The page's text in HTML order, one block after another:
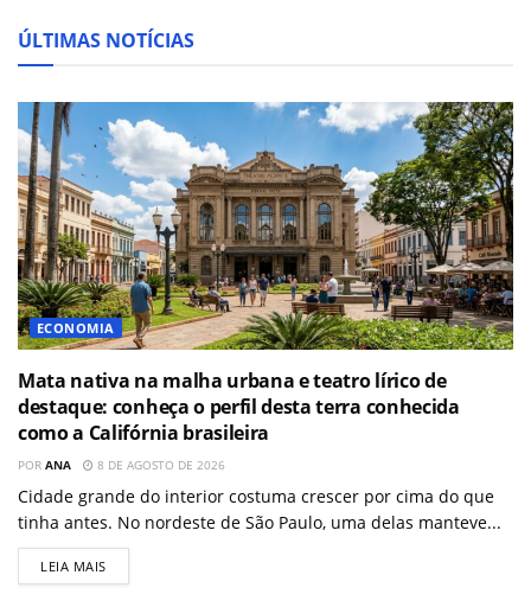
ÚLTIMAS NOTÍCIAS
ECONOMIA
Mata nativa na malha urbana e teatro lírico de
destaque: conheça o perfil desta terra conhecida
como a Califórnia brasileira
POR ANA 8 DE AGOSTO DE 2026
Cidade grande do interior costuma crescer por cima do que
tinha antes. No nordeste de São Paulo, uma delas manteve...
LEIA MAIS